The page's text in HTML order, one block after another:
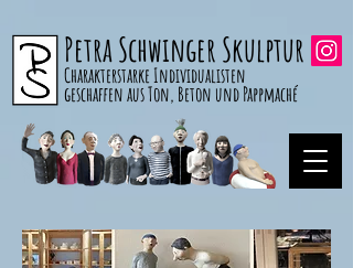
Petra Schwinger Skulptur
Charakterstarke Individualisten
geschaffen aus Ton, Beton und Pappmaché